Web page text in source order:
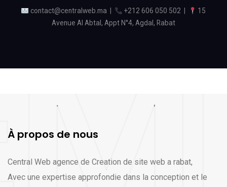
contact@centralweb.ma +212 606 050 502
15
Avenue Al Abtal, Appt N°4, Agdal, Rabat
À propos de nous
Central Web agence de Creation de site web a rabat,
Avec une expertise approfondie dans la conception et le